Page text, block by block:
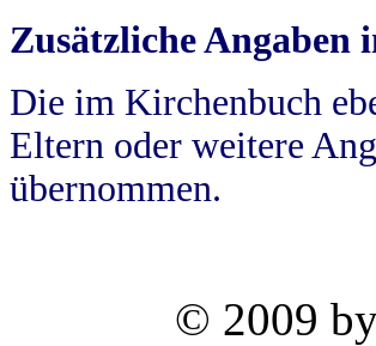
Zusätzliche Angaben
Die im Kirchenbuch
Eltern oder weitere
übernommen.
© 2009